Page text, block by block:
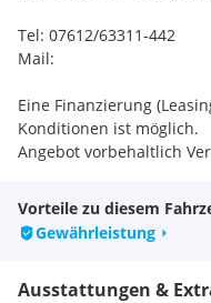
Tel: 07612/63311-442
Mail:
Eine Finanzierung
Konditionen ist möglich.
Angebot vorbehaltlich
Extras:
MWST Ausweisbar
Allradsystem
Vorteile zu diesem
Gewährleistung
Ausstattungen &